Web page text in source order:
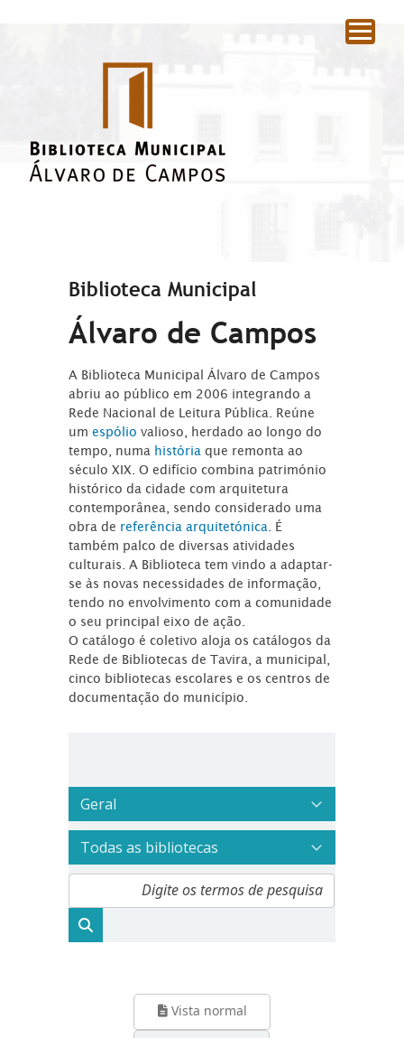
Biblioteca Municipal
Álvaro de Campos
A Biblioteca Municipal Álvaro de Campos
abriu ao público em 2006 integrando a
Rede Nacional de Leitura Pública. Reúne
umespóliovalioso, herdado ao longo do
tempo, numa história que remonta ao
século XIX. O edifício combina património
histórico da cidade com arquitetura
contemporânea, sendo considerado uma
obra de referência arquitetónica . É
também palco de diversas atividades
culturais. A Biblioteca tem vindo a adaptar-
se às novas necessidades de informação,
tendo no envolvimento com a comunidade
o seu principal eixo de ação.
O catálogo é coletivo aloja os catálogos da
Rede de Bibliotecas de Tavira, a municipal,
cinco bibliotecas escolares e os centros de
documentação do município.
Vista normal